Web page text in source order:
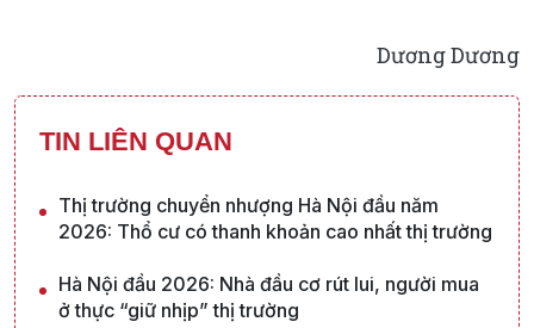
Dương Dương
TIN LIÊN QUAN
Thị trường chuyển nhượng Hà Nội đầu năm
2026: Thổ cư có thanh khoản cao nhất thị trường
Hà Nội đầu 2026: Nhà đầu cơ rút lui, người mua
ở thực “giữ nhịp” thị trường